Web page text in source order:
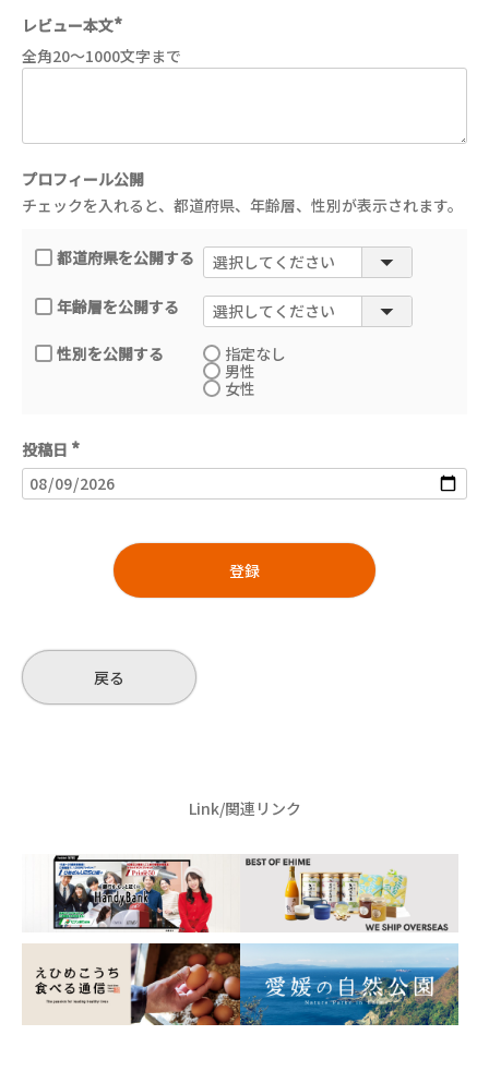
レビュー本文
必
須
全角20～1000文字まで
プロフィール公開
チェックを入れると、都道府県、年齢層、性別が表示されます。
都道府県を公開する
年齢層を公開する
性別を公開する
指定なし
男性
女性
投稿日
(
必
須
登録
戻る
Link/関連リンク